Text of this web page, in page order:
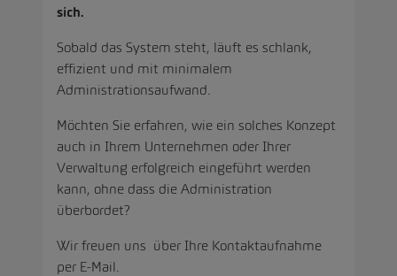
sich.
Sobald das System steht, läuft es schlank,
effizient und mit minimalem
Administrationsaufwand.
Möchten Sie erfahren, wie ein solches Konzept
auch in Ihrem Unternehmen oder Ihrer
Verwaltung erfolgreich eingeführt werden
kann, ohne dass die Administration
überbordet?
Wir freuen uns über Ihre Kontaktaufnahme
per E-Mail.